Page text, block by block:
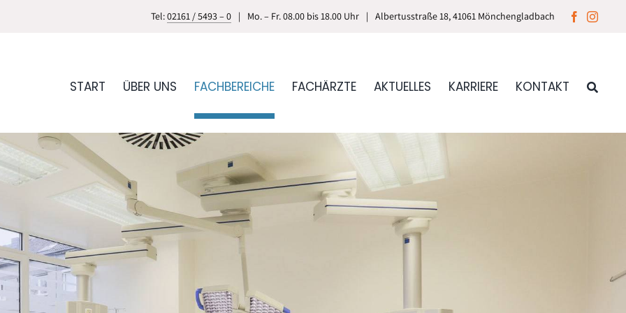
Tel:02161 / 5493 – 0 | Mo. – Fr. 08.00 bis 18.00 Uhr | Albertusstraße 18, 41061 Mönchengladbach
START ÜBER UNS FACHBEREICHE
Plast. und ästh. Chirurgie & Handchirurgie
Radiologie
Rückenzentrum
Urologie & Andrologie
Orthopädie-Schuhtechnik
FACHÄRZTE AKTUELLES KARRIERE KONTAKT